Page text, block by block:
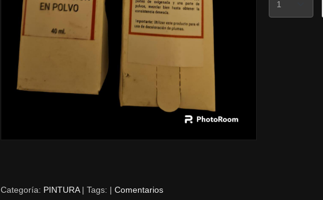
Categoría: PINTURA| Tags: | Comentarios